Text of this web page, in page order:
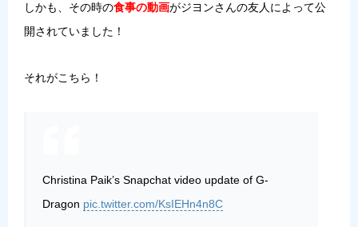
しかも、その時の食事の動画がジヨンさんの友人によって公
開されていました！
それがこちら！
Christina Paik’s Snapchat video update of G-
Dragon pic.twitter.com/KsIEHn4n8C